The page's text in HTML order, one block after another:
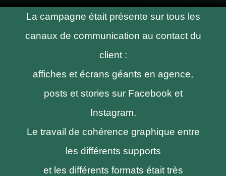
La campagne était présente sur tous les
canaux de communication au contact du
client :
affiches et écrans géants en agence,
posts et stories sur Facebook et
Instagram.
Le travail de cohérence graphique entre
les différents supports
et les différents formats était très